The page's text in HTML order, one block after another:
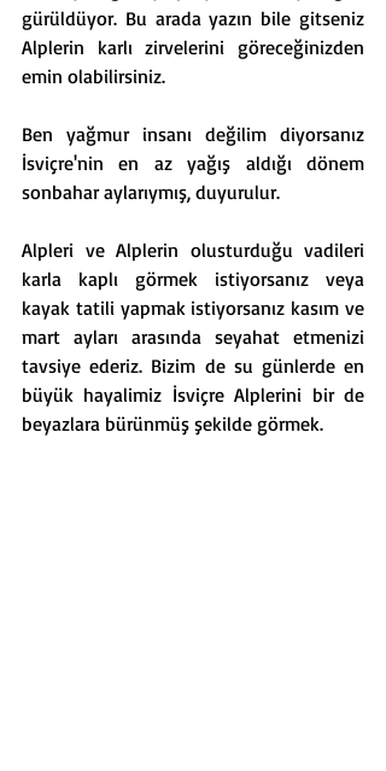
gürüldüyor. Bu arada yazın bile gitseniz
Alplerin karlı zirvelerini göreceğinizden
emin olabilirsiniz.
Ben yağmur insanı değilim diyorsanız
İsviçre'nin en az yağış aldığı dönem
sonbahar aylarıymış, duyurulur.
Alpleri ve Alplerin olusturduğu vadileri
karla kaplı görmek istiyorsanız veya
kayak tatili yapmak istiyorsanız kasım ve
mart ayları arasında seyahat etmenizi
tavsiye ederiz. Bizim de su günlerde en
büyük hayalimiz İsviçre Alplerini bir de
beyazlara bürünmüş şekilde görmek.